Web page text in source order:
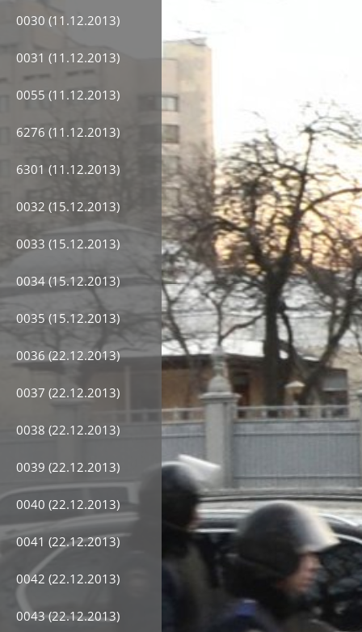
0030 (11.12.2013)
0031 (11.12.2013)
0055 (11.12.2013)
6276 (11.12.2013)
6301 (11.12.2013)
0032 (15.12.2013)
0033 (15.12.2013)
0034 (15.12.2013)
0035 (15.12.2013)
0036 (22.12.2013)
0037 (22.12.2013)
0038 (22.12.2013)
0039 (22.12.2013)
0040 (22.12.2013)
0041 (22.12.2013)
0042 (22.12.2013)
0043 (22.12.2013)